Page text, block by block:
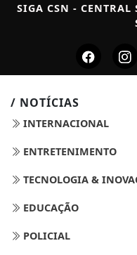
SIGA CSN - CENTRAL
/ NOTÍCIAS
INTERNACIONAL
ENTRETENIMENTO
TECNOLOGIA &
EDUCAÇÃO
POLICIAL